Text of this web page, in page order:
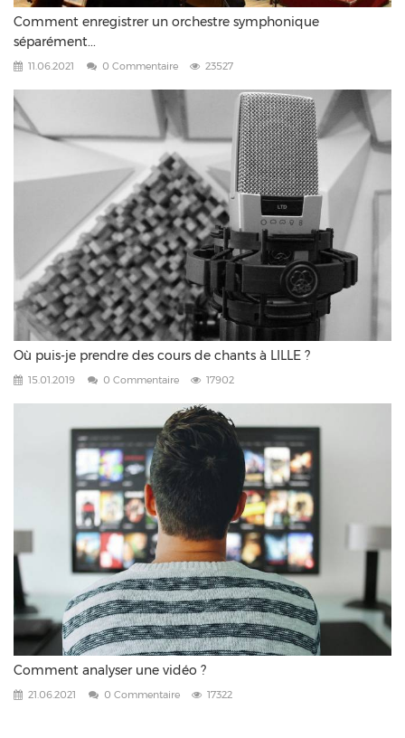
Comment enregistrer un orchestre symphonique
séparément...
11.06.2021 0 Commentaire 23527
Où puis-je prendre des cours de chants à LILLE ?
15.01.2019 0 Commentaire 17902
Comment analyser une vidéo ?
21.06.2021 0 Commentaire 17322